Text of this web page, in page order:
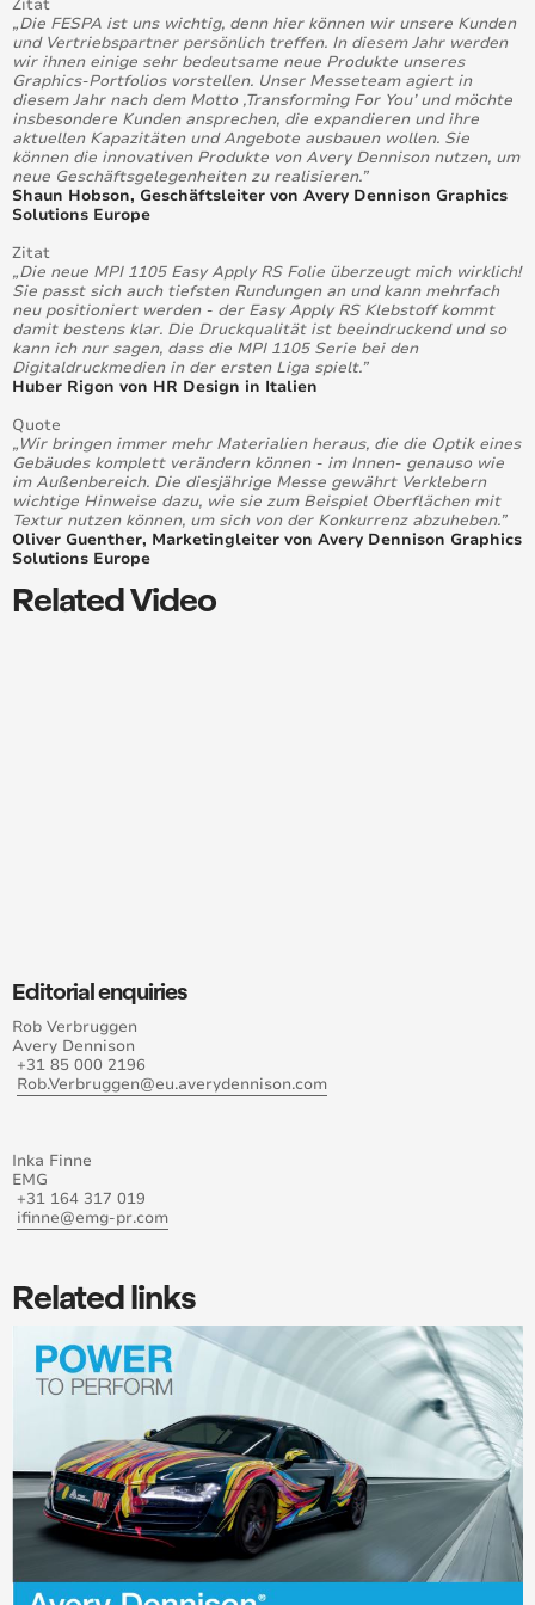
Zitat
„Die FESPA ist uns wichtig, denn hier können wir unsere Kunden
und Vertriebspartner persönlich treffen. In diesem Jahr werden
wir ihnen einige sehr bedeutsame neue Produkte unseres
Graphics-Portfolios vorstellen. Unser Messeteam agiert in
diesem Jahr nach dem Motto ‚Transforming For You’ und möchte
insbesondere Kunden ansprechen, die expandieren und ihre
aktuellen Kapazitäten und Angebote ausbauen wollen. Sie
können die innovativen Produkte von Avery Dennison nutzen, um
neue Geschäftsgelegenheiten zu realisieren.”
Shaun Hobson, Geschäftsleiter von Avery Dennison Graphics
Solutions Europe
Zitat
„Die neue MPI 1105 Easy Apply RS Folie überzeugt mich wirklich!
Sie passt sich auch tiefsten Rundungen an und kann mehrfach
neu positioniert werden - der Easy Apply RS Klebstoff kommt
damit bestens klar. Die Druckqualität ist beeindruckend und so
kann ich nur sagen, dass die MPI 1105 Serie bei den
Digitaldruckmedien in der ersten Liga spielt.”
Huber Rigon von HR Design in Italien
Quote
„Wir bringen immer mehr Materialien heraus, die die Optik eines
Gebäudes komplett verändern können - im Innen- genauso wie
im Außenbereich. Die diesjährige Messe gewährt Verklebern
wichtige Hinweise dazu, wie sie zum Beispiel Oberflächen mit
Textur nutzen können, um sich von der Konkurrenz abzuheben.”
Oliver Guenther, Marketingleiter von Avery Dennison Graphics
Solutions Europe
Related Video
Supreme Wrapping™ Folien vor
Subscribe here for our GraphicsNews Newsletter!
Wrap Like a King
Avery Dennison nimmt Kapitalinvestition vor: In
Gauzy, den Entwickler von Flüssigkristall-
Spezialfolien
Avery Dennison gibt die internationalen Gewinner
des Wrap Like a King- Wettbewerbs Bekannt
Avery Dennison Introduces New Solutions For
Vehicle Customization & Protection
Avery Dennison Bringt Neues Sortiment
Architektonischer Fensterfolien Heraus
7 Neue Farben Für Autobeklebung, Von Avery
Dennison Enthüllt Auf Der FESPA 2018
Lösungen Für Ultimative Fahrzeug-Sichtbarkeit Von
Avery Dennison Premier Auf Der FESPA 2018
Avery Dennison DOL 1400 Z - Neues Premium-
Fahrzeugfolierungslaminat 220 % Reißdehnung
Erweitertes Automotive Aftermarket-Portfolio von
Avery Dennison – NEUE FOLIERUNGSFARBEN,
“WRAP LIKE A KING” 2019
Metrowrapz holt beim “Wrap Like a King Wettbewerb
NICOLAS PROST NIMMT IN DIESER SAISON AN DER
„ANDROS E-TROPHY“ TEIL
Avery Dennison Ernennt Hassan H. Rmaile zum
Vizepräsidenten und Geschäftsführer des bereichs
Label & Graphic Materials für die regionen Europa,
Mittlerer Osten und Nordafrika
Avery Dennison enters strategic partnership with
Lampe Textiles
Gebäude-Sonnenschutzfolien sind ein Durchbruch für
Nachhaltigkeit und Komfort.
Editorial enquiries
Rob Verbruggen
Avery Dennison
+31 85 000 2196
Rob.Verbruggen@​eu.averydennison.com
Inka Finne
EMG
+31 164 317 019
ifinne@​emg-pr.com
Related links